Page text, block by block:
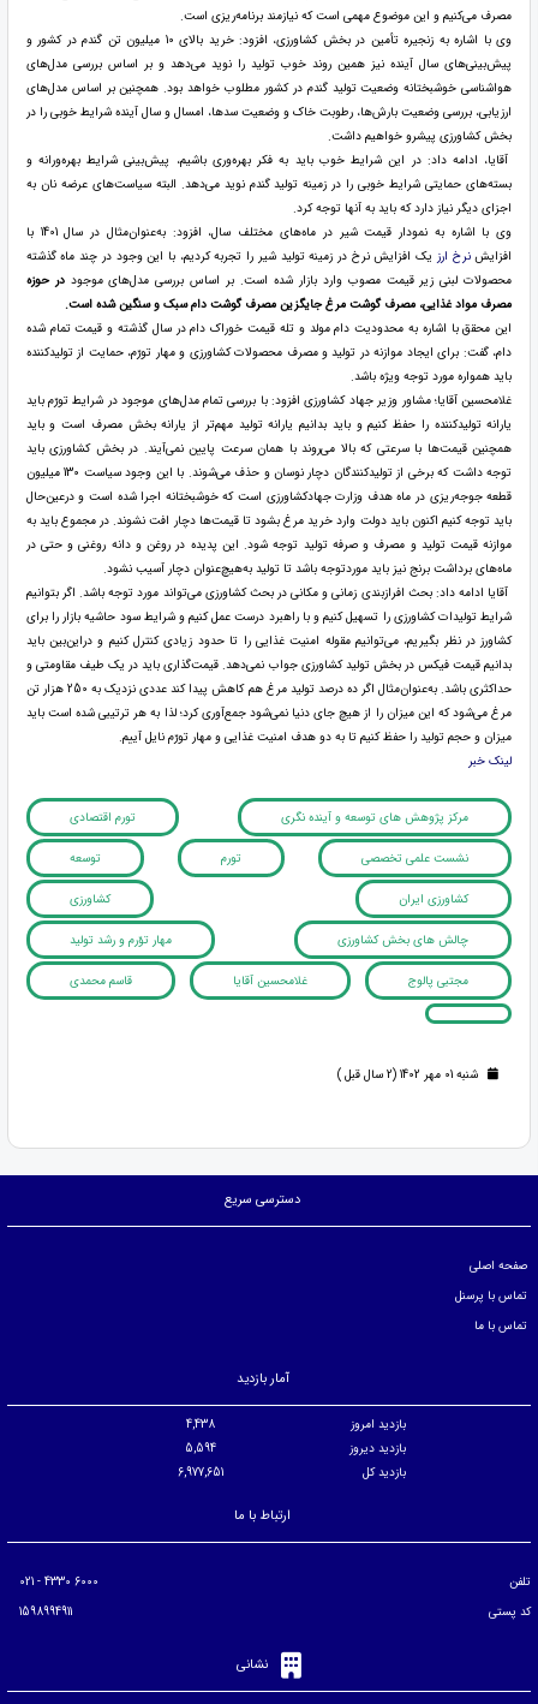
مصرف می‌کنیم و این موضوع مهمی است که نیازمند برنامه‌ریزی است.
وی با اشاره به زنجیره تأمین در بخش کشاورزی، افزود: خرید بالای 10 میلیون تن گندم در کشور و
پیش‌بینی‌های سال آینده نیز همین روند خوب تولید را نوید می‌دهد و بر اساس بررسی مدل‌های
هواشناسی خوشبختانه وضعیت تولید گندم در کشور مطلوب خواهد بود. همچنین بر اساس مدل‌های
ارزیابی، بررسی وضعیت بارش‌ها، رطوبت خاک و وضعیت سدها، امسال و سال آینده شرایط خوبی را در
بخش کشاورزی پیش­رو خواهیم داشت.
آقایا، ادامه داد: در این شرایط خوب باید به فکر بهره‌وری باشیم، پیش‌بینی شرایط بهره‌ورانه و
بسته‌های حمایتی شرایط خوبی را در زمینه تولید گندم نوید می‌دهد. البته سیاست‌های عرضه نان به
اجزای دیگر نیاز دارد که باید به آنها توجه کرد.
وی با اشاره به نمودار قیمت شیر در ماه‌های مختلف سال، افزود: به‌عنوان‌مثال در سال 1401 با
افزایشنرخ ارز یک افزایش نرخ در زمینه تولید شیر را تجربه کردیم، با این ‌وجود در چند ماه گذشته
محصولات لبنی زیر قیمت مصوب وارد بازار شده است. بر اساس بررسی مدل‌های موجوددر حوزه
مصرف مواد غذایی، مصرف گوشت مرغ جایگزین مصرف گوشت دام سبک‌ و سنگین شده است.
این محقق با اشاره به محدودیت دام مولد و تله قیمت خوراک دام در سال گذشته و قیمت تمام شده
دام، گفت: برای ایجاد موازنه در تولید و مصرف محصولات کشاورزی و مهار تورّم، حمایت از تولیدکننده
باید همواره مورد توجه ویژه باشد.
غلامحسین آقایا؛ مشاور وزیر جهاد کشاورزی افزود: با بررسی تمام مدل‌های موجود در شرایط تورّم باید
یارانه تولیدکننده را حفظ کنیم و باید بدانیم یارانه تولید مهم‌تر از یارانه بخش مصرف است و باید
همچنین قیمت‌ها با سرعتی که بالا می‌روند با همان سرعت پایین نمی‌آیند. در بخش کشاورزی باید
توجه داشت که برخی از تولیدکنندگان دچار نوسان و حذف می‌شوند. با این ‌وجود سیاست 130 میلیون
قطعه جوجه‌ریزی در ماه هدف وزارت جهادکشاورزی است که خوشبختانه اجرا شده است و درعین‌حال
باید توجه کنیم اکنون باید دولت وارد خرید مرغ بشود تا قیمت‌ها دچار افت نشوند. در مجموع باید به
موازنه قیمت تولید و مصرف و صرفه تولید توجه شود. این پدیده در روغن و دانه روغنی و حتی در
ماه‌های برداشت برنج نیز باید موردتوجه باشد تا تولید به‌هیچ‌عنوان دچار آسیب نشود.
آقایا ادامه داد: بحث افرازبندی زمانی و مکانی در بحث کشاورزی می‌تواند مورد توجه باشد. اگر بتوانیم
شرایط تولیدات کشاورزی را تسهیل کنیم و با راهبرد درست عمل کنیم و شرایط سود حاشیه بازار را برای
کشاورز در نظر بگیریم، می‌توانیم مقوله امنیت غذایی را تا حدود زیادی کنترل کنیم و دراین‌بین باید
بدانیم قیمت فیکس در بخش تولید کشاورزی جواب نمی‌دهد. قیمت‌گذاری باید در یک طیف مقاومتی و
حداکثری باشد. به‌عنوان‌مثال اگر ده درصد تولید مرغ هم کاهش پیدا کند عددی نزدیک به 250 هزار تن
مرغ می‌شود که این میزان را از هیچ جای دنیا نمی‌شود جمع‌آوری کرد؛ لذا به هر ترتیبی شده است باید
میزان و حجم تولید را حفظ کنیم تا به دو هدف امنیت غذایی و مهار تورّم نایل آییم.
لینک خبر
مرکز پژوهش های توسعه و آینده نگری تورم اقتصادی
نشست علمی تخصصی تورم توسعه
کشاورزی ایران کشاورزی
چالش های بخش کشاورزی مهار توّرم و رشد تولید
مجتبی پالوج غلامحسین آقایا قاسم محمدی
شنبه 01 مهر 1402 (2 سال قبل )
دسترسی سریع
صفحه اصلی
تماس با پرسنل
تماس با ما
آمار بازدید
بازدید امروز
4,438
بازدید دیروز
5,594
بازدید کل
6,977,651
ارتباط با ما
تلفن
کد پستی
نشانی